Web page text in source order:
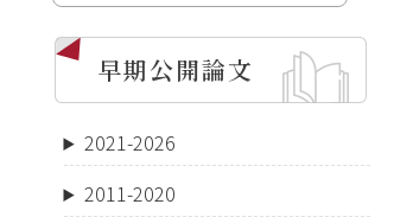
早期公開論文
2021-2026
2011-2020